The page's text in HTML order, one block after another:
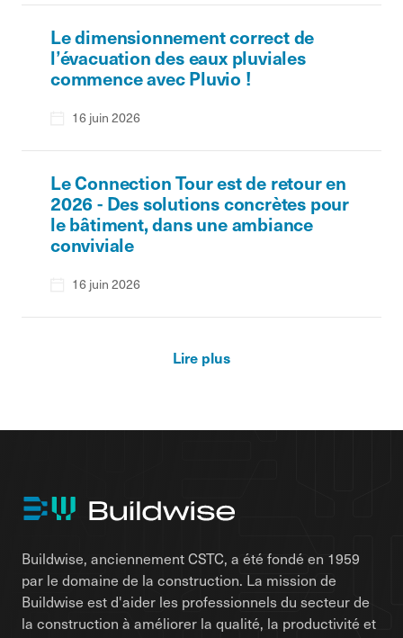
Le dimensionnement correct de
l’évacuation des eaux pluviales
commence avec Pluvio !
16 juin 2026
Le Connection Tour est de retour en
2026 - Des solutions concrètes pour
le bâtiment, dans une ambiance
conviviale
16 juin 2026
Lire plus
Buildwise, anciennement CSTC, a été fondé en 1959
par le domaine de la construction. La mission de
Buildwise est d'aider les professionnels du secteur de
la construction à améliorer la qualité, la productivité et